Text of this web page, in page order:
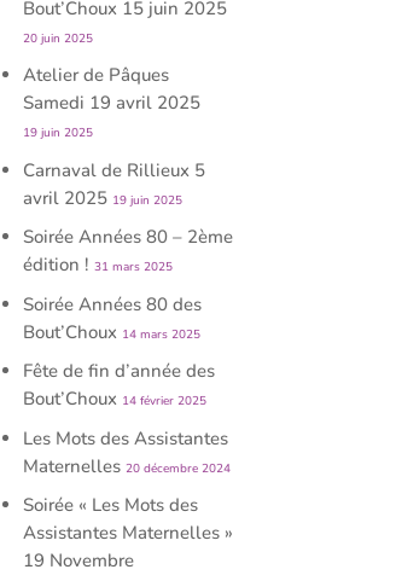
Bout’Choux 15 juin 2025
20 juin 2025
Atelier de Pâques
Samedi 19 avril 2025
19 juin 2025
Carnaval de Rillieux 5
avril 2025 19 juin 2025
Soirée Années 80 – 2ème
édition ! 31 mars 2025
Soirée Années 80 des
Bout’Choux 14 mars 2025
Fête de fin d’année des
Bout’Choux 14 février 2025
Les Mots des Assistantes
Maternelles 20 décembre 2024
Soirée « Les Mots des
Assistantes Maternelles »
19 Novembre